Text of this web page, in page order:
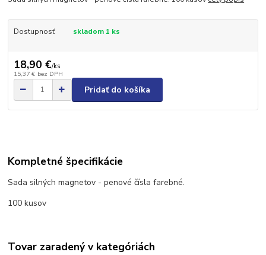
Dostupnosť skladom 1 ks
18,90 €/ks
15,37 € bez DPH
Pridať do košíka
Kompletné špecifikácie
Sada silných magnetov - penové čísla farebné.
100 kusov
Tovar zaradený v kategóriách